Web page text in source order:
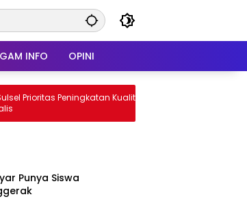
INFO OPINI
Peningkatan Kualitas
Punya Siswa